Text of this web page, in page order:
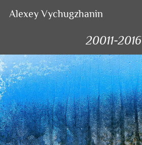
Alexey Vychugzhanin
20011-2016